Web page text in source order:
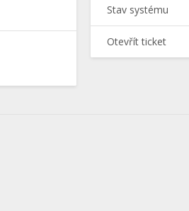
Stav systému
Otevřít ticket